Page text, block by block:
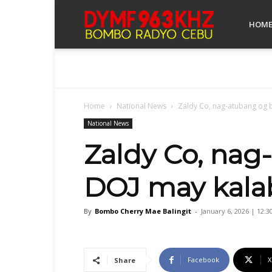
HOME
Home National News Zaldy Co, nag-atubang og
National News
Zaldy Co,
DOJ may
By Bombo Cherry Mae Balingit - January 6, 2026 |
Share Facebook X